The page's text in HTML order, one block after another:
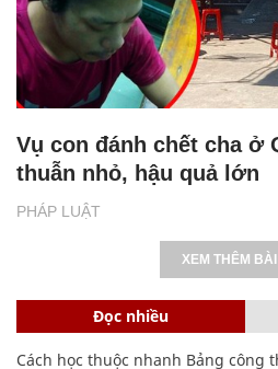
PHÁP LUẬT
Vụ con đánh chết cha ở
thuẫn nhỏ, hậu quả lớn
XEM THÊM
Đọc nhiều
Cách học thuộc nhanh Bảng công